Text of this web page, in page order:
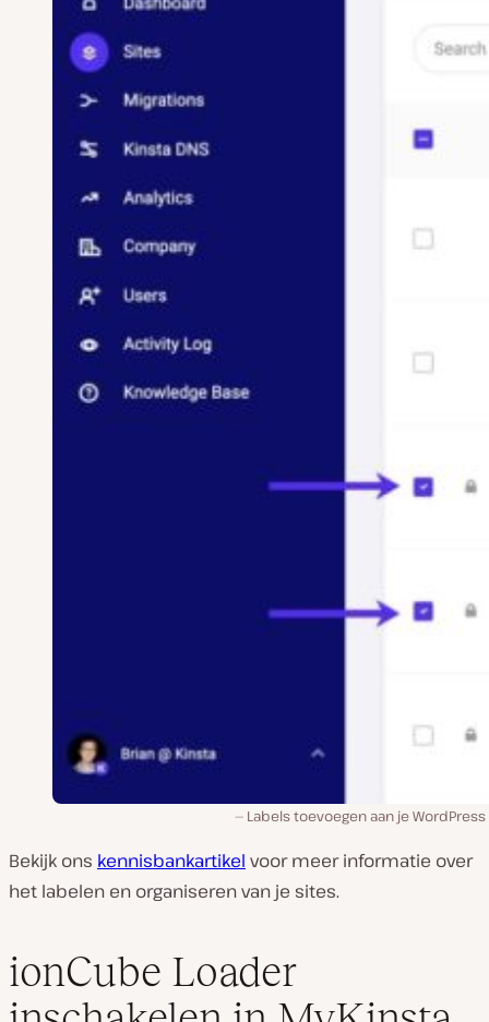
Labels toevoegen aan je
Bekijk ons kennisbankartikel voor meer informatie over
het labelen en organiseren van je sites.
ionCube Loader